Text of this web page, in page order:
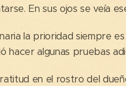
En sus ojos se veía
la prioridad siempre
hacer algunas pruebas
en el rostro del